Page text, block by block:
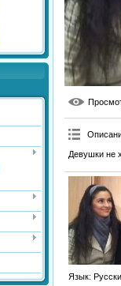
Девушки не
Язык: